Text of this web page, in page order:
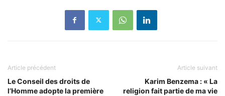
Article précédent
Le Conseil des droits de
l’Homme adopte la première
Article suivant
Karim Benzema : « La
religion fait partie de ma vie